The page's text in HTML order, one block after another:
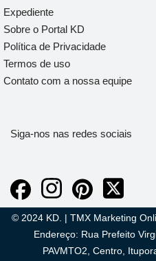
Expediente
Sobre o Portal KD
Política de Privacidade
Termos de uso
Contato com a nossa equipe
Siga-nos nas redes sociais
© 2024 KD. | TMX Marketing
Endereço: Rua Prefeito
PAVMTO2, Centro,